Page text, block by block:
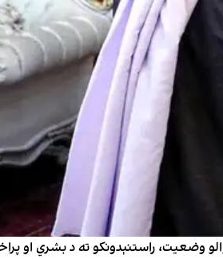
وضعیت، راستنېدونکو ته د بشري او